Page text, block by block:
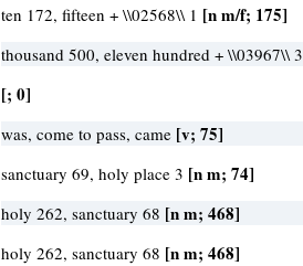
ten 172, fifteen + \\02568\\ 1 [n m/f; 175]
thousand 500, eleven hundred + \\03967\\ 3
[; 0]
was, come to pass, came [v; 75]
sanctuary 69, holy place 3 [n m; 74]
holy 262, sanctuary 68 [n m; 468]
holy 262, sanctuary 68 [n m; 468]